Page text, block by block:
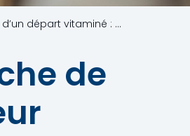
La base d’un départ vitaminé : À la recherche de la bonne composition d’un lactoremplaceur
de